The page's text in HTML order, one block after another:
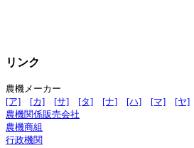
リンク
農機メーカー
[ア]
[カ] [サ] [タ] [ナ] [ハ] [マ] [ヤ]
農機関係販売会社
農機商組
行政機関